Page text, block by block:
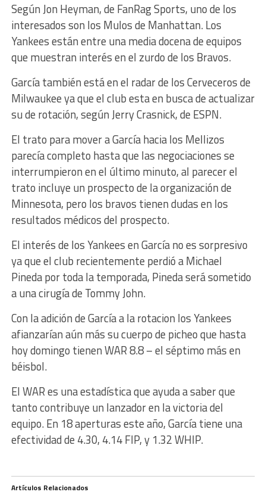
Según Jon Heyman, de FanRag Sports, uno de los
interesados son los Mulos de Manhattan. Los
Yankees están entre una media docena de equipos
que muestran interés en el zurdo de los Bravos.
García también está en el radar de los Cerveceros de
Milwaukee ya que el club esta en busca de actualizar
su de rotación, según Jerry Crasnick, de ESPN.
El trato para mover a García hacia los Mellizos
parecía completo hasta que las negociaciones se
interrumpieron en el último minuto, al parecer el
trato incluye un prospecto de la organización de
Minnesota, pero los bravos tienen dudas en los
resultados médicos del prospecto.
El interés de los Yankees en García no es sorpresivo
ya que el club recientemente perdió a Michael
Pineda por toda la temporada, Pineda será sometido
a una cirugía de Tommy John.
Con la adición de García a la rotacion los Yankees
afianzarían aún más su cuerpo de picheo que hasta
hoy domingo tienen WAR 8.8 – el séptimo más en
béisbol.
El WAR es una estadística que ayuda a saber que
tanto contribuye un lanzador en la victoria del
equipo. En 18 aperturas este año, García tiene una
efectividad de 4.30, 4.14 FIP, y 1.32 WHIP.
Artículos Relacionados